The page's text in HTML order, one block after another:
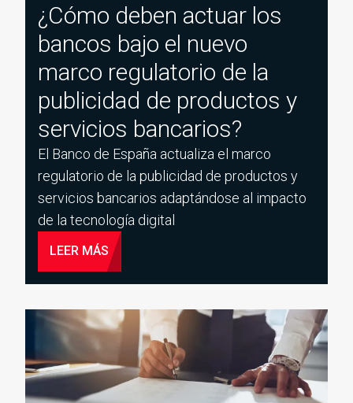
¿Cómo deben actuar los
bancos bajo el nuevo
marco regulatorio de la
publicidad de productos y
servicios bancarios?
El Banco de España actualiza el marco
regulatorio de la publicidad de productos y
servicios bancarios adaptándose al impacto
de la tecnología digital
LEER MÁS